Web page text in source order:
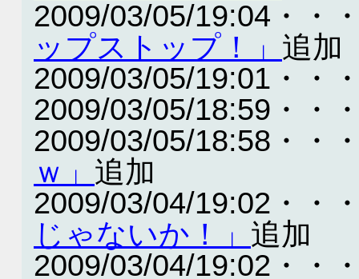
2009/03/05/19:04・・
ップストップ！」 追加
2009/03/05/19:01・・
2009/03/05/18:59・・
2009/03/05/18:58・・
ｗ」 追加
2009/03/04/19:02・・
じゃないか！」 追加
2009/03/04/19:02・・